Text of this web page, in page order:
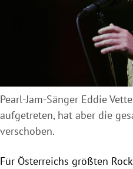
Pearl-Jam-Sänger Eddie
aufgetreten, hat aber die
verschoben.
Für Österreichs größten